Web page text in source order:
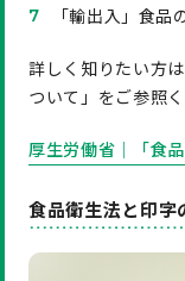
「輸出入」食品
詳しく知りたい方
ついて」をご参照く
厚生労働省｜「食
食品衛生法と印字